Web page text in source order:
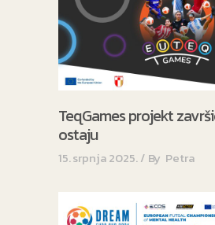
TeqGames projekt
ostaju
15. srpnja 2025. By Petra